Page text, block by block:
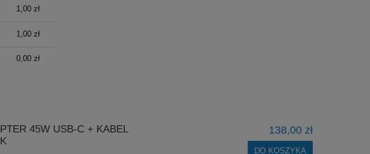
1,00 zł
1,00 zł
0,00 zł
45W USB-C + KABEL
138,00 zł
DO KOSZYKA